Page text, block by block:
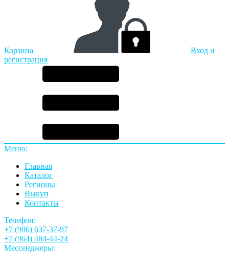
Корзина
Вход и
регистрация
Меню:
Главная
Каталог
Регионы
Выкуп
Контакты
Телефон:
+7 (906) 637-37-97
+7 (964) 484-44-24
Мессенджеры: